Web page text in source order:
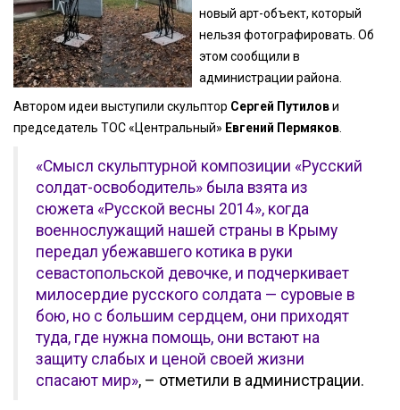
новый арт-объект, который
нельзя фотографировать. Об
этом сообщили в
администрации района.
Автором идеи выступили скульптор Сергей Путилови
председатель ТОС «Центральный» Евгений Пермяков
«Смысл скульптурной композиции «Русский
солдат-освободитель» была взята из
сюжета «Русской весны 2014», когда
военнослужащий нашей страны в Крыму
передал убежавшего котика в руки
севастопольской девочке, и подчеркивает
милосердие русского солдата — суровые в
бою, но с большим сердцем, они приходят
туда, где нужна помощь, они встают на
защиту слабых и ценой своей жизни
спасают мир», – отметили в администрации.